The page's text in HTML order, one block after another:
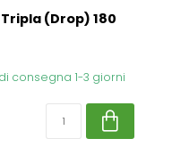
(Drop) 180
consegna 1-3 giorni